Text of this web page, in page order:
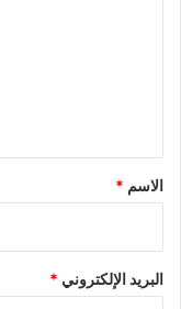
*
الاسم *
البريد الإلكتروني *